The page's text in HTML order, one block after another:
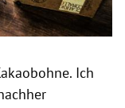
. Ich